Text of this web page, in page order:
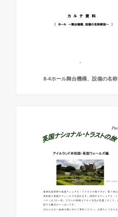
8-4ホール舞台機構、設備の名称